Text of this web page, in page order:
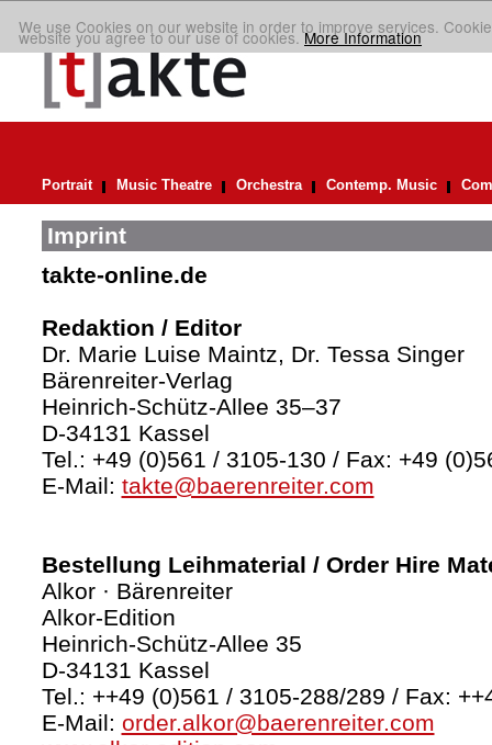
We use Cookies on our website in order to improve services.
website you agree to our use of cookies.More Information
Portrait Music Theatre Orchestra Contemp. Music
Imprint
takte-online.de
Redaktion / Editor
Dr. Marie Luise Maintz, Dr. Tessa Singer
Bärenreiter-Verlag
Heinrich-Schütz-Allee 35–37
D-34131 Kassel
Tel.: +49 (0)561 / 3105-130 / Fax: +49
E-Mail: takte@baerenreiter.com
Bestellung Leihmaterial / Order Hire
Alkor · Bärenreiter
Alkor-Edition
Heinrich-Schütz-Allee 35
D-34131 Kassel
Tel.: ++49 (0)561 / 3105-288/289 / Fax:
E-Mail: order.alkor@baerenreiter.com